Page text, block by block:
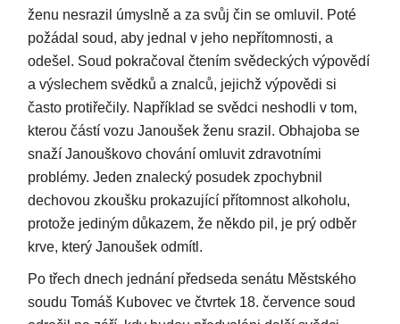
ženu nesrazil úmyslně a za svůj čin se omluvil. Poté
požádal soud, aby jednal v jeho nepřítomnosti, a
odešel. Soud pokračoval čtením svědeckých výpovědí
a výslechem svědků a znalců, jejichž výpovědi si
často protiřečily. Například se svědci neshodli v tom,
kterou částí vozu Janoušek ženu srazil. Obhajoba se
snaží Janouškovo chování omluvit zdravotními
problémy. Jeden znalecký posudek zpochybnil
dechovou zkoušku prokazující přítomnost alkoholu,
protože jediným důkazem, že někdo pil, je prý odběr
krve, který Janoušek odmítl.
Po třech dnech jednání předseda senátu Městského
soudu Tomáš Kubovec ve čtvrtek 18. července soud